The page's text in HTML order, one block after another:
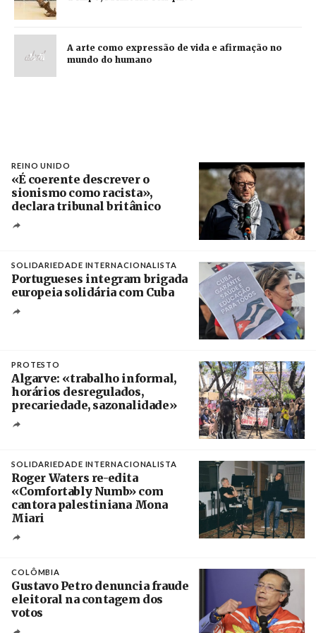
A arte como expressão de vida e afirmação no
mundo do humano
REINO UNIDO
«É coerente descrever o
sionismo como racista»,
declara tribunal britânico
SOLIDARIEDADE INTERNACIONALISTA
Portugueses integram brigada
europeia solidária com Cuba
PROTESTO
Algarve: «trabalho informal,
horários desregulados,
precariedade, sazonalidade»
SOLIDARIEDADE INTERNACIONALISTA
Roger Waters re-edita
«Comfortably Numb» com
cantora palestiniana Mona
Miari
COLÔMBIA
Gustavo Petro denuncia fraude
eleitoral na contagem dos
votos